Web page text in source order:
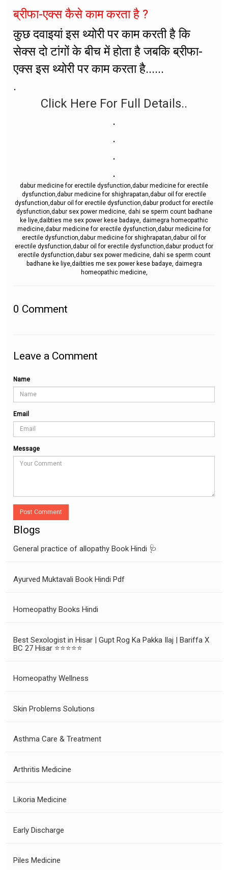
ब्रीफा-एक्स कैसे काम करता है ?
कुछ दवाइयां इस थ्योरी पर काम करती है कि
सेक्स दो टांगों के बीच में होता है जबकि ब्रीफा-
एक्स इस थ्योरी पर काम करता है......
.
Click Here For Full Details..
.
.
.
.
dabur medicine for erectile dysfunction,dabur medicine for erectile
dysfunction,dabur medicine for shighrapatan,dabur oil for erectile
dysfunction,dabur oil for erectile dysfunction,dabur product for erectile
dysfunction,dabur sex power medicine, dahi se sperm count badhane
ke liye,daibties me sex power kese badaye, daimegra homeopathic
medicine,dabur medicine for erectile dysfunction,dabur medicine for
erectile dysfunction,dabur medicine for shighrapatan,dabur oil for
erectile dysfunction,dabur oil for erectile dysfunction,dabur product for
erectile dysfunction,dabur sex power medicine, dahi se sperm count
badhane ke liye,daibties me sex power kese badaye, daimegra
homeopathic medicine,
0 Comment
Leave a Comment
Name
Email
Message
Post Comment
Blogs
General practice of allopathy Book Hindi 🩺
Ayurved Muktavali Book Hindi Pdf
Homeopathy Books Hindi
Best Sexologist in Hisar | Gupt Rog Ka Pakka Ilaj | Bariffa X
BC 27 Hisar ⭐⭐⭐⭐⭐
Homeopathy Wellness
Skin Problems Solutions
Asthma Care & Treatment
Arthritis Medicine
Likoria Medicine
Early Discharge
Piles Medicine